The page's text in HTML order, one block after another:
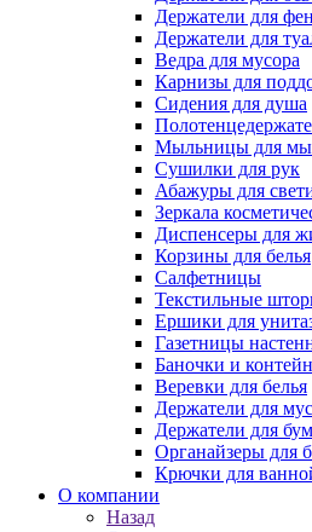
Держатели для
Держатели для
Ведра для мусора
Карнизы для
Сидения для душа
Мыльницы для
Сушилки для рук
Абажуры для
Зеркала
Диспенсеры для
Корзины для белья
Салфетницы
Текстильные
Ершики для
Газетницы
Баночки и
Веревки для белья
Держатели для
Держатели для
Органайзеры для
Крючки для
О компании
Назад